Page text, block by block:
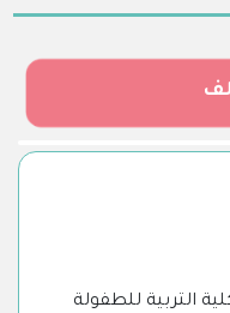
التربية للطفولة